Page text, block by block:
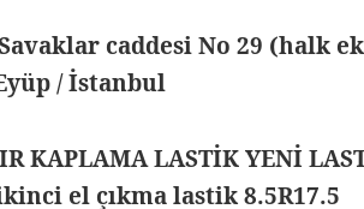
caddesi No 29 (halk
/ İstanbul
KAPLAMA LASTİK YENİ
el çıkma lastik 8.5R17.5